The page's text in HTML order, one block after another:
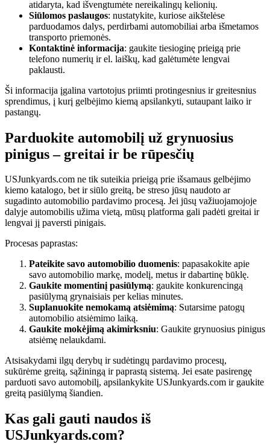
atidaryta, kad išvengtumėte nereikalingų kelionių.
Siūlomos paslaugos: nustatykite, kuriose aikštelėse
parduodamos dalys, perdirbami automobiliai arba išmetamos
transporto priemonės.
Kontaktinė informacija: gaukite tiesioginę prieigą prie
telefono numerių ir el. laiškų, kad galėtumėte lengvai
paklausti.
Ši informacija įgalina vartotojus priimti protingesnius ir greitesnius
sprendimus, į kurį gelbėjimo kiemą apsilankyti, sutaupant laiko ir
pastangų.
Parduokite automobilį už grynuosius
pinigus – greitai ir be rūpesčių
USJunkyards.com ne tik suteikia prieigą prie išsamaus gelbėjimo
kiemo katalogo, bet ir siūlo greitą, be streso jūsų naudoto ar
sugadinto automobilio pardavimo procesą. Jei jūsų važiuojamojoje
dalyje automobilis užima vietą, mūsų platforma gali padėti greitai ir
lengvai jį paversti pinigais.
Procesas paprastas:
Pateikite savo automobilio duomenis: papasakokite apie
savo automobilio markę, modelį, metus ir dabartinę būklę.
Gaukite momentinį pasiūlymą: gaukite konkurencingą
pasiūlymą grynaisiais per kelias minutes.
Suplanuokite nemokamą atsiėmimą: Sutarsime patogų
automobilio atsiėmimo laiką.
Gaukite mokėjimą akimirksniu: Gaukite grynuosius pinigus
atsiėmę nelaukdami.
Atsisakydami ilgų derybų ir sudėtingų pardavimo procesų,
sukūrėme greitą, sąžiningą ir paprastą sistemą. Jei esate pasirengę
parduoti savo automobilį, apsilankykite USJunkyards.com ir gaukite
greitą pasiūlymą šiandien.
Kas gali gauti naudos iš
USJunkyards.com?